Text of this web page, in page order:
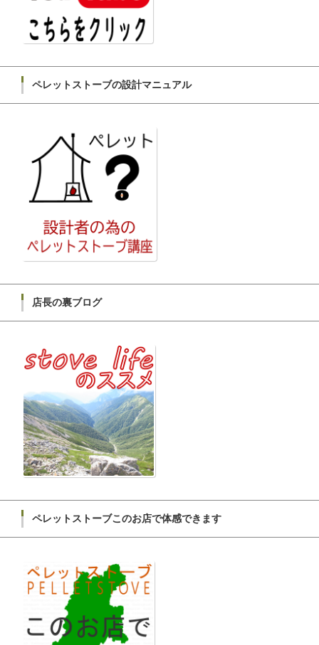
ペレットストーブの設計マニュアル
店長の裏ブログ
ペレットストーブこのお店で体感できます